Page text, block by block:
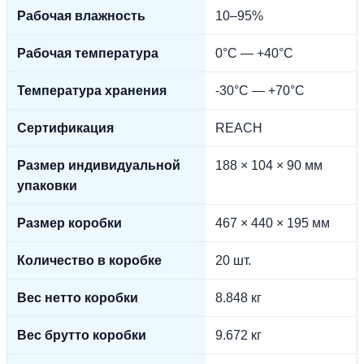
Рабочая влажность 10–95%
Рабочая температура 0°C — +40°C
Температура хранения -30°C — +70°C
Сертификация REACH
Размер индивидуальной
упаковки
188 × 104 × 90 мм
Размер коробки 467 × 440 × 195 мм
Количество в коробке 20 шт.
Вес нетто коробки 8.848 кг
Вес брутто коробки 9.672 кг